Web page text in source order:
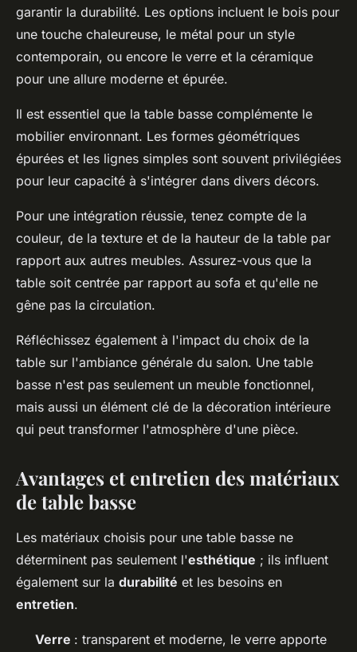
garantir la durabilité. Les options incluent le bois pour
une touche chaleureuse, le métal pour un style
contemporain, ou encore le verre et la céramique
pour une allure moderne et épurée.
Il est essentiel que la table basse complémente le
mobilier environnant. Les formes géométriques
épurées et les lignes simples sont souvent privilégiées
pour leur capacité à s'intégrer dans divers décors.
Pour une intégration réussie, tenez compte de la
couleur, de la texture et de la hauteur de la table par
rapport aux autres meubles. Assurez-vous que la
table soit centrée par rapport au sofa et qu'elle ne
gêne pas la circulation.
Réfléchissez également à l'impact du choix de la
table sur l'ambiance générale du salon. Une table
basse n'est pas seulement un meuble fonctionnel,
mais aussi un élément clé de la décoration intérieure
qui peut transformer l'atmosphère d'une pièce.
Avantages et entretien des matériaux
de table basse
Les matériaux choisis pour une table basse ne
déterminent pas seulement l'esthétique ; ils influent
également sur la durabilité et les besoins en
entretien.
Verre : transparent et moderne, le verre apporte